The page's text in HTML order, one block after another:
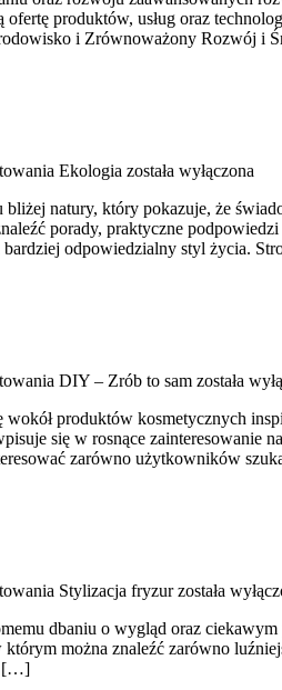
produktów, usług oraz
i Zrównoważony Rozwój i
Ekologia została wyłączona
natury, który pokazuje, że
porady, praktyczne
odpowiedzialny styl życia.
DIY – Zrób to sam została
produktów kosmetycznych
się w rosnące
zarówno użytkowników
Stylizacja fryzurzostała
dbaniu o wygląd oraz
można znaleźć zarówno
[…]